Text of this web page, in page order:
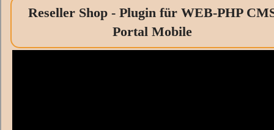
Reseller Shop - Plugin für WEB-PHP
Portal Mobile